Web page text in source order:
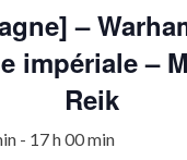
–
impériale –
Reik
- 17 h 00 min